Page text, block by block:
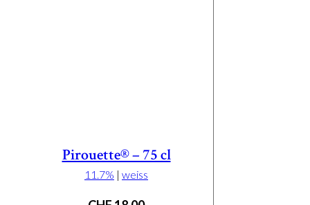
Pirouette® – 75 cl
11.7% | weiss